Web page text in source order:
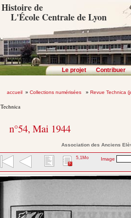
Histoire de
L'École Centrale de Lyon
Le projet Contribuer
accueil» Collections numérisées » Revue Technica
Technica
n°54, Mai 1944
Association des Anciens
5,1Mo Image